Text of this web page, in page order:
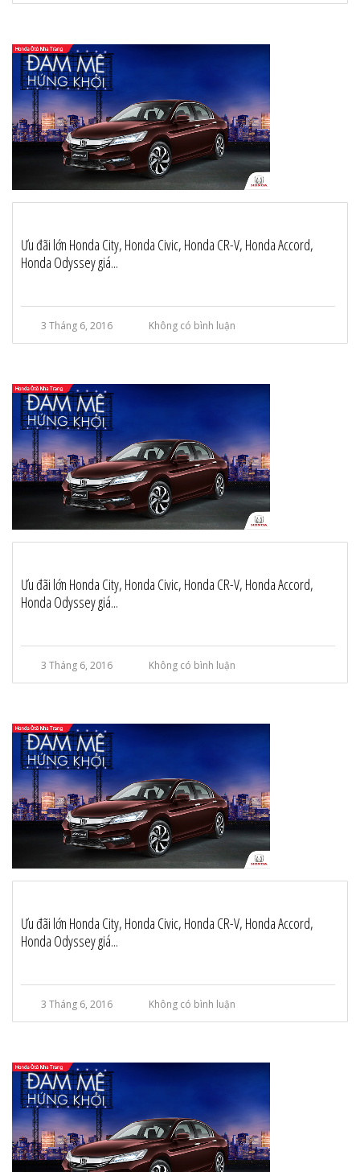
Ưu đãi lớn Honda City, Honda Civic, Honda CR-V, Honda Accord,
Honda Odyssey giá...
3 Tháng 6, 2016 Không có bình luận
Ưu đãi lớn Honda City, Honda Civic, Honda CR-V, Honda Accord,
Honda Odyssey giá...
3 Tháng 6, 2016 Không có bình luận
Ưu đãi lớn Honda City, Honda Civic, Honda CR-V, Honda Accord,
Honda Odyssey giá...
3 Tháng 6, 2016 Không có bình luận